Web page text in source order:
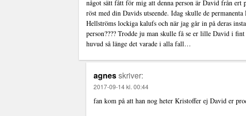
något sätt fått för mig att denna person är David från ert
röst med din Davids utseende. Idag skulle de
Hellströms lockiga kalufs och när jag går in på deras
person???? Trodde ju man skulle få se er lille David i
huvud så länge det varade i alla fall…
agnesskriver:
2017-09-14 kl. 00:44
fan kom på att han nog heter Kristoffer ej David er